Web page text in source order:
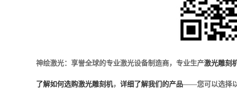
神绘激光：享誉全球的专业激光设备制造商，专业生产激光雕刻
了解如何选购激光雕刻机， 详细了解我们的产品——您可以选择以